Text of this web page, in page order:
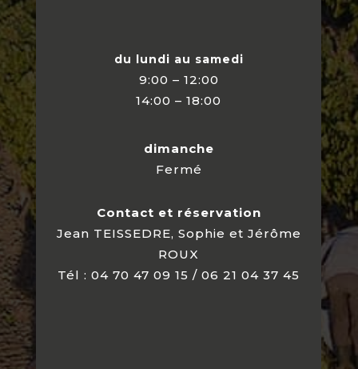
du lundi au samedi
9:00 – 12:00
14:00 – 18:00
dimanche
Fermé
Contact et réservation
Jean TEISSEDRE, Sophie et Jérôme
ROUX
Tél : 04 70 47 09 15 / 06 21 04 37 45